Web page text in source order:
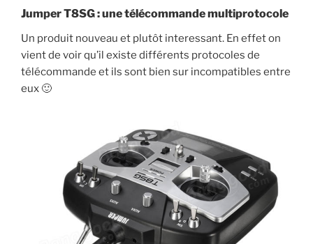
Jumper T8SG : une télécommande multiprotocole
Un produit nouveau et plutôt interessant. En effet on
vient de voir qu’il existe différents protocoles de
télécommande et ils sont bien sur incompatibles entre
eux 🙂